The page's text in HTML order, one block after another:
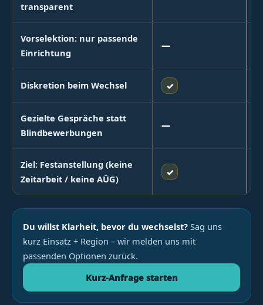
transparent
Vorselektion: nur passende
Einrichtung
—
Diskretion beim Wechsel ✓
Gezielte Gespräche statt
Blindbewerbungen
—
Ziel: Festanstellung (keine
Zeitarbeit / keine AÜG)
✓
Du willst Klarheit, bevor du wechselst? Sag uns
kurz Einsatz + Region – wir melden uns mit
passenden Optionen zurück.
Kurz-Anfrage starten